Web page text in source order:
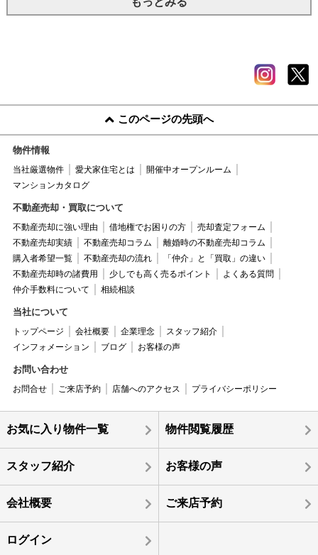
このページの先頭へ
物件情報
当社厳選物件 愛犬家住宅とは
開催中オープンルーム
マンションカタログ
不動産売却・買取について
不動産売却に強い理由 借地権でお困りの方
売却査定フォーム
不動産売却実績
不動産売却コラム
離婚時の不動産売却コラム
購入者希望一覧
不動産売却の流れ
「仲介」と「買取」の違い
不動産売却時の諸費用
少しでも高く売るポイント
よくある質問
仲介手数料について
相続相談
当社について
トップページ 会社概要 企業理念
スタッフ紹介
インフォメーション
ブログ お客様の声
お問い合わせ
お問合せ ご来店予約 店舗へのアクセス プライバシーポリシー
お気に入り物件一覧 物件閲覧履歴
スタッフ紹介 お客様の声
会社概要 ご来店予約
ログイン